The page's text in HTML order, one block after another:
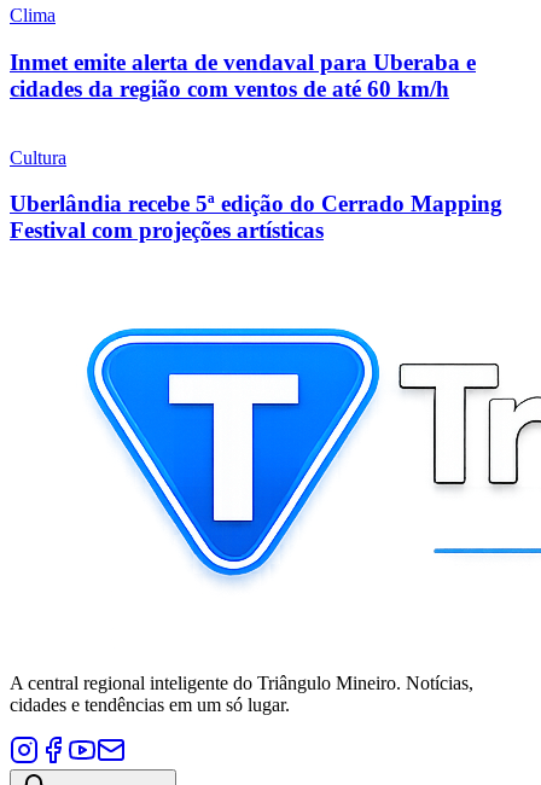
Clima
Inmet emite alerta de vendaval para Uberaba e
cidades da região com ventos de até 60 km/h
Cultura
Uberlândia recebe 5ª edição do Cerrado Mapping
Festival com projeções artísticas
A central regional inteligente do Triângulo Mineiro. Notícias,
cidades e tendências em um só lugar.